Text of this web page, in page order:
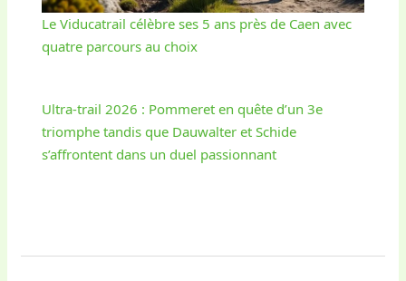
Le Viducatrail célèbre ses 5 ans près de Caen avec
quatre parcours au choix
Ultra-trail 2026 : Pommeret en quête d’un 3e
triomphe tandis que Dauwalter et Schide
s’affrontent dans un duel passionnant